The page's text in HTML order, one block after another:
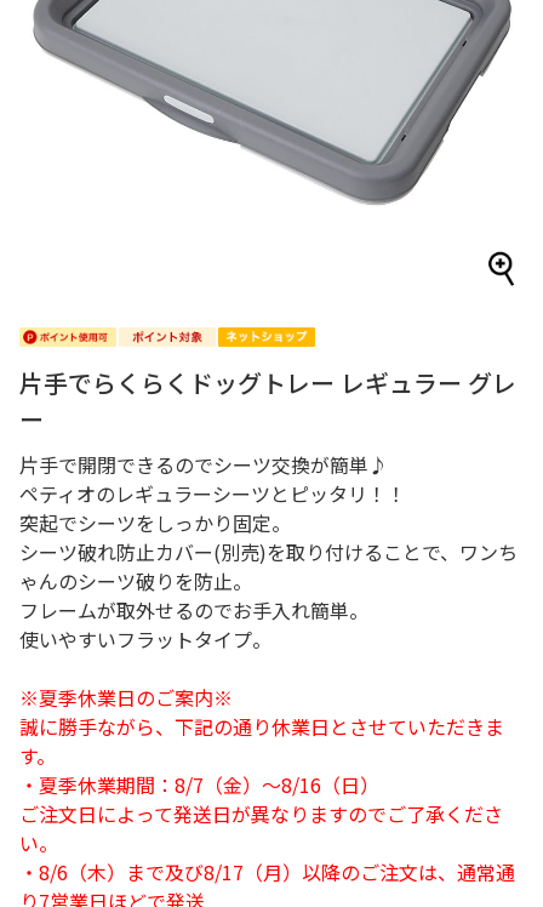
片手でらくらくドッグトレー レギュラー グレ
ー
片手で開閉できるのでシーツ交換が簡単♪
ペティオのレギュラーシーツとピッタリ！！
突起でシーツをしっかり固定。
シーツ破れ防止カバー(別売)を取り付けることで、ワンち
ゃんのシーツ破りを防止。
フレームが取外せるのでお手入れ簡単。
使いやすいフラットタイプ。
※夏季休業日のご案内※
誠に勝手ながら、下記の通り休業日とさせていただきま
す。
・夏季休業期間：8/7（金）～8/16（日）
ご注文日によって発送日が異なりますのでご了承くださ
い。
・8/6（木）まで及び8/17（月）以降のご注文は、通常通
り7営業日ほどで発送